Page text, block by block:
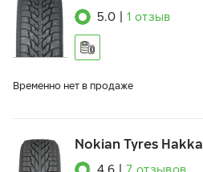
5.0 1 отзыв
Временно нет в продаже
Nokian Tyres
4.6 7 отзывов